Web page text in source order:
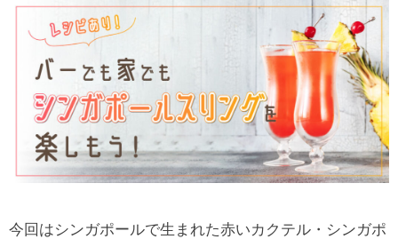
今回はシンガポールで生まれた赤いカクテル・シンガポ